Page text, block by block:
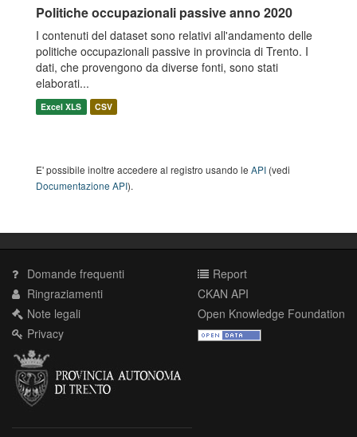
Politiche occupazionali passive anno 2020
I contenuti del dataset sono relativi all'andamento delle
politiche occupazionali passive in provincia di Trento. I
dati, che provengono da diverse fonti, sono stati
elaborati...
Excel XLS CSV
E' possibile inoltre accedere al registro usando le API (vedi
Documentazione API).
Domande frequenti
Ringraziamenti
Note legali
Privacy
Report
CKAN API
Open Knowledge Foundation